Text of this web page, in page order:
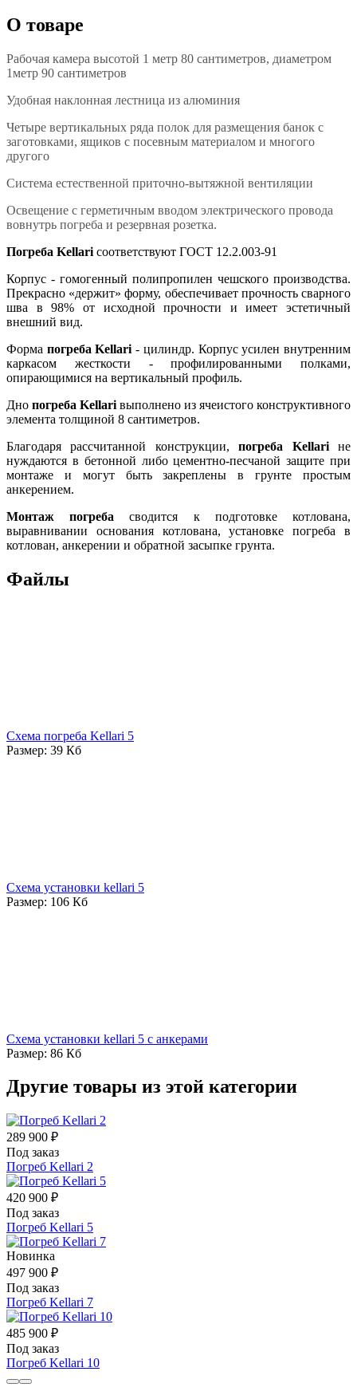
О товаре
Рабочая камера высотой 1 метр 80 сантиметров, диаметром
1метр 90 сантиметров
Удобная наклонная лестница из алюминия
Четыре вертикальных ряда полок для размещения банок с
заготовками, ящиков с посевным материалом и многого
другого
Система естественной приточно-вытяжной вентиляции
Освещение с герметичным вводом электрического провода
вовнутрь погреба и резервная розетка.
Погреба Kellari соответствуют ГОСТ 12.2.003-91
Корпус - гомогенный полипропилен чешского производства.
Прекрасно «держит» форму, обеспечивает прочность сварного
шва в 98% от исходной прочности и имеет эстетичный
внешний вид.
Форма погреба Kellari - цилиндр. Корпус усилен внутренним
каркасом жесткости - профилированными полками,
опирающимися на вертикальный профиль.
Дно погреба Kellari выполнено из ячеистого конструктивного
элемента толщиной 8 сантиметров.
Благодаря рассчитанной конструкции,погреба Kellariне
нуждаются в бетонной либо цементно-песчаной защите при
монтаже и могут быть закреплены в грунте простым
анкерением.
Монтаж погреба сводится к подготовке котлована,
выравнивании основания котлована, установке погреба в
котлован, анкерении и обратной засыпке грунта.
Файлы
Схема погреба Kellari 5
Размер: 39 Кб
Схема установки kellari 5
Размер: 106 Кб
Схема установки kellari 5 с анкерами
Размер: 86 Кб
Другие товары из этой категории
289 900 ₽
Под заказ
Погреб Kellari 2
420 900 ₽
Под заказ
Погреб Kellari 5
Новинка
497 900 ₽
Под заказ
Погреб Kellari 7
485 900 ₽
Под заказ
Погреб Kellari 10